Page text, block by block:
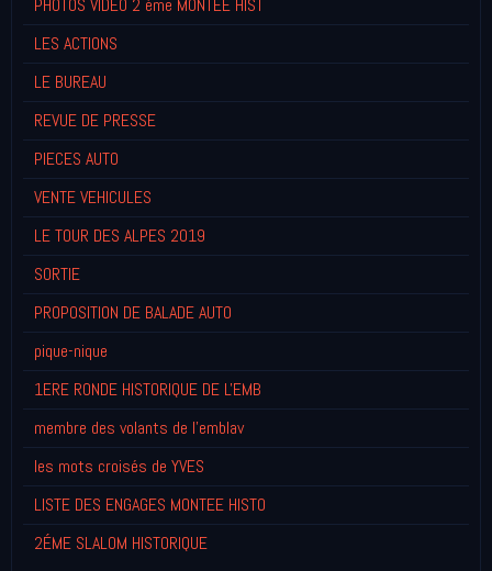
PHOTOS VIDEO 2 éme MONTEE HIST
LES ACTIONS
LE BUREAU
REVUE DE PRESSE
PIECES AUTO
VENTE VEHICULES
LE TOUR DES ALPES 2019
SORTIE
PROPOSITION DE BALADE AUTO
pique-nique
1ERE RONDE HISTORIQUE DE L'EMB
membre des volants de l'emblav
les mots croisés de YVES
LISTE DES ENGAGES MONTEE HISTO
2ÉME SLALOM HISTORIQUE